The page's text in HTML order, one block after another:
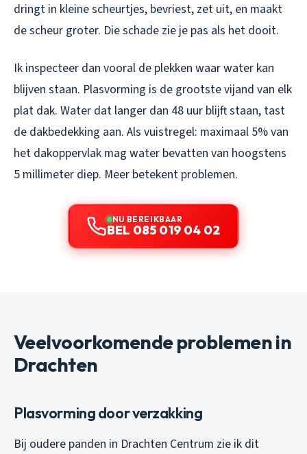
dringt in kleine scheurtjes, bevriest, zet uit, en maakt
de scheur groter. Die schade zie je pas als het dooit.
Ik inspecteer dan vooral de plekken waar water kan
blijven staan. Plasvorming is de grootste vijand van elk
plat dak. Water dat langer dan 48 uur blijft staan, tast
de dakbedekking aan. Als vuistregel: maximaal 5% van
het dakoppervlak mag water bevatten van hoogstens
5 millimeter diep. Meer betekent problemen.
NU BEREIKBAAR
BEL 085 019 04 02
Veelvoorkomende problemen in
Drachten
Plasvorming door verzakking
Bij oudere panden in Drachten Centrum zie ik dit